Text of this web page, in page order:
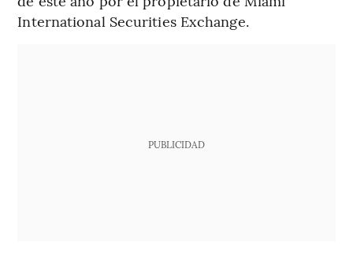
International Securities Exchange.
PUBLICIDAD